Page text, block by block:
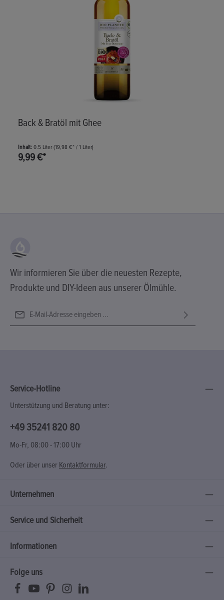
Back & Bratöl mit Ghee
Inhalt: 0.5 Liter (19,98 €* / 1 Liter)
9,99 €*
Wir informieren Sie über die neuesten Rezepte,
Produkte und DIY-Ideen aus unserer Ölmühle.
E-Mail-Adresse*
Service-Hotline
Unterstützung und Beratung unter:
+49 35241 820 80
Mo-Fr, 08:00 - 17:00 Uhr
Oder über unser Kontaktformular.
Unternehmen
Service und Sicherheit
Informationen
Folge uns